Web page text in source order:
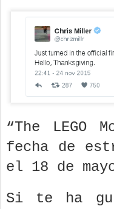
“The LEGO
fecha de
el 18 de
Si te ha